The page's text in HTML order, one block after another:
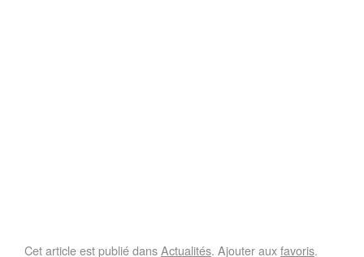
Cet article est publié dansActualités. Ajouter auxfavoris.